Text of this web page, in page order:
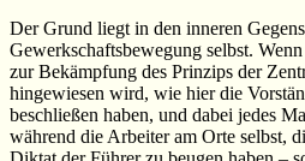
Der Grund liegt in den inneren
Gewerkschaftsbewegung selbst.
zur Bekämpfung des Prinzips der
hingewiesen wird, wie hier die
beschließen haben, und dabei jedes
während die Arbeiter am Orte selbst,